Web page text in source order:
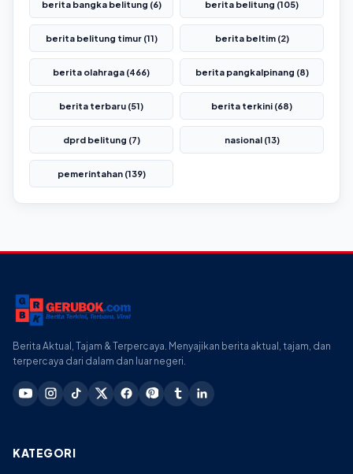
berita bangka belitung (6) berita belitung (105)
berita belitung timur (11) berita beltim (2)
berita olahraga (466) berita pangkalpinang (8)
berita terbaru (51) berita terkini (68)
dprd belitung (7) nasional (13)
pemerintahan (139)
Berita Aktual, Tajam & Terpercaya. Menyajikan berita aktual, tajam, dan
terpercaya dari dalam dan luar negeri.
KATEGORI